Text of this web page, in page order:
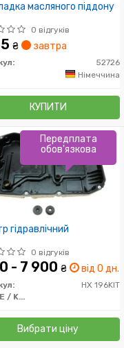
масляного піддону
0 відгуків
₴ завтра
52726
Німеччина
КУПИТИ
гідравлічний
0 відгуків
- 7 900 ₴ від 0 дн.
HX 196KIT
MAHLE / KNECHT
Вибрати ціну
Передплата
обов'язкова